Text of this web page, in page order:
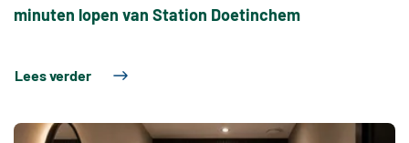
minuten lopen van Station Doetinchem
Lees verder